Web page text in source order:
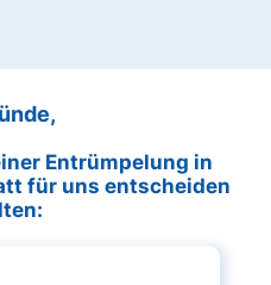
Entrümpelung in
für uns entscheiden